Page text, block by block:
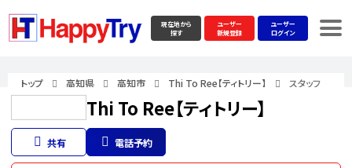
現在地から
探す
ユーザー
新規登録
ユーザー
ログイン
トップ 高知県 高知市 Thi To Ree【ティトリー】 スタッフ
Thi To Ree【ティトリー】
共有 電話予約